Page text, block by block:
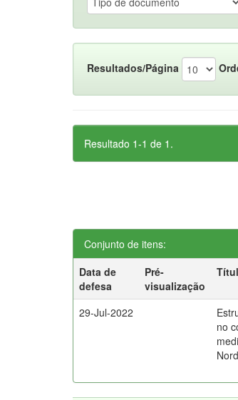
Resultados/Página
Resultado 1-1 de 1.
Conjunto de itens:
Data de
defesa
Pré-
visualização
29-Jul-2022
no